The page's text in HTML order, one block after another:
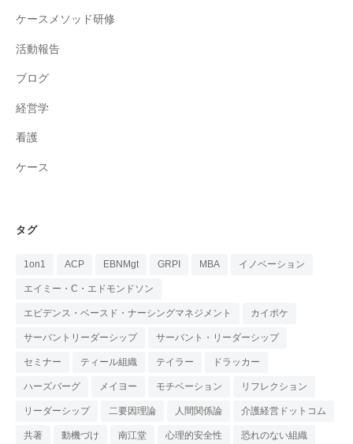
ケースメソッド研修
活動報告
ブログ
経営学
看護
ケース
タグ
1on1 ACP EBNMgt GRPI MBA イノベーション
エイミー・C・エドモンドソン
エビデンス・ベースド・ナーシングマネジメント カイポケ
サーバントリーダーシップ サーバント・リーダーシップ
セミナー ティール組織 テイラー ドラッカー
ハーズバーグ メイヨー モチベーション リフレクション
リーダーシップ 二要因理論 人間関係論 介護経営ドットコム
共著 動機づけ 南江堂 心理的安全性 恐れのない組織